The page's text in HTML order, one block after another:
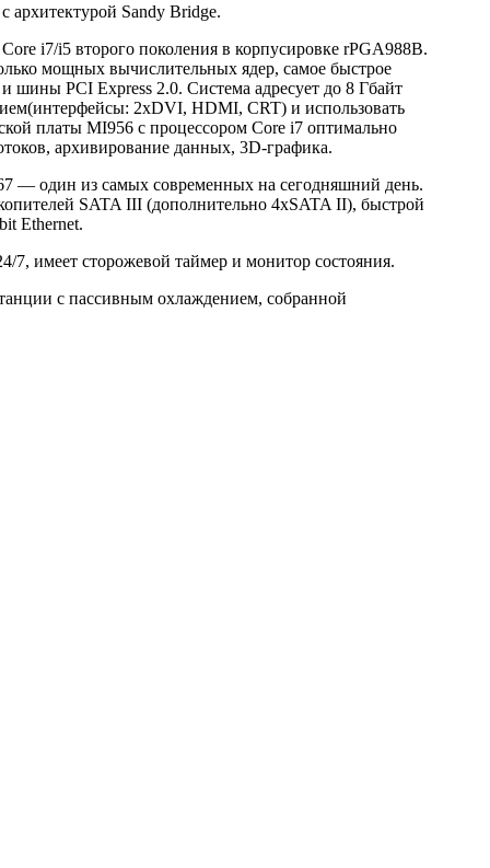
Sandy Bridge.
i7/i5 второго поколения в корпусировке rPGA988B.
мощных вычислительных ядер, самое быстрое
шины PCI Express 2.0. Система адресует до 8 Гбайт
(интерфейсы: 2xDVI, HDMI, CRT) и использовать
платы MI956 с процессором Core i7 оптимально
архивирование данных,3D-графика.
— один из самых современных на сегодняшний день.
SATA III (дополнительно 4xSATA II), быстрой
Ethernet.
7, имеет сторожевой таймер и монитор состояния.
с пассивным охлаждением, собранной